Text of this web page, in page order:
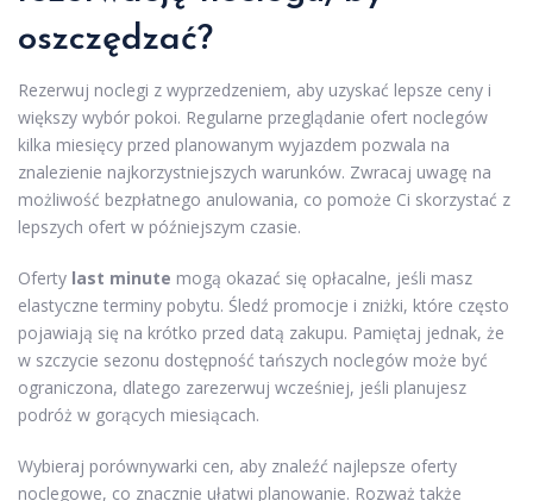
oszczędzać?
Rezerwuj noclegi z wyprzedzeniem, aby uzyskać lepsze ceny i
większy wybór pokoi. Regularne przeglądanie ofert noclegów
kilka miesięcy przed planowanym wyjazdem pozwala na
znalezienie najkorzystniejszych warunków. Zwracaj uwagę na
możliwość bezpłatnego anulowania, co pomoże Ci skorzystać z
lepszych ofert w późniejszym czasie.
Oferty last minute mogą okazać się opłacalne, jeśli masz
elastyczne terminy pobytu. Śledź promocje i zniżki, które często
pojawiają się na krótko przed datą zakupu. Pamiętaj jednak, że
w szczycie sezonu dostępność tańszych noclegów może być
ograniczona, dlatego zarezerwuj wcześniej, jeśli planujesz
podróż w gorących miesiącach.
Wybieraj porównywarki cen, aby znaleźć najlepsze oferty
noclegowe, co znacznie ułatwi planowanie. Rozważ także